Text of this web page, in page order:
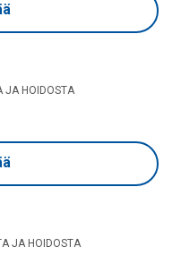
JA HOIDOSTA
JA HOIDOSTA